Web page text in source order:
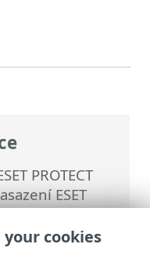
PROTECT
ESET
nasazení
agenta>
cookies